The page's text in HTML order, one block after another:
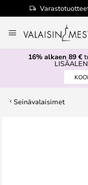
to
Content
16% alkaen 89 €
Seinävalaisimet